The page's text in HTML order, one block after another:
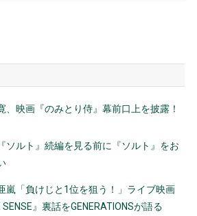
、映画『のみとり侍』幕前口上を披露！
ソルト』続編を見る前に『ソルト』をお
嵐「負けじと1位を狙う！」ライブ映画
SENSE』裏話をGENERATIONSが語る